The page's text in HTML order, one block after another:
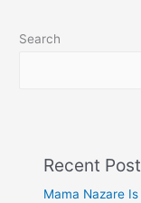
Search
Recent
Mama Nazare